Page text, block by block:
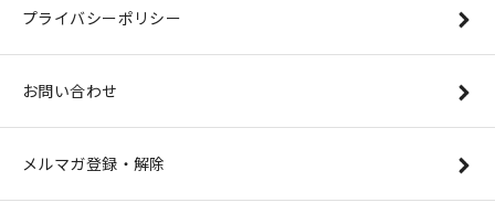
プライバシーポリシー
お問い合わせ
メルマガ登録・解除